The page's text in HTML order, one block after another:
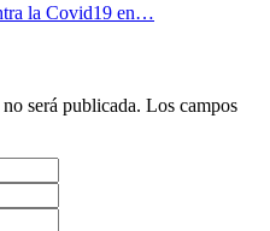
la Covid19 en…
será publicada. Los campos